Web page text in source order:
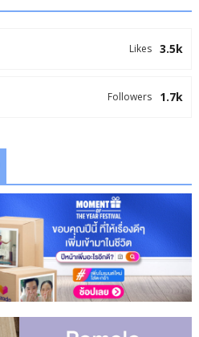
3.5k
Likes
1.7k
Followers